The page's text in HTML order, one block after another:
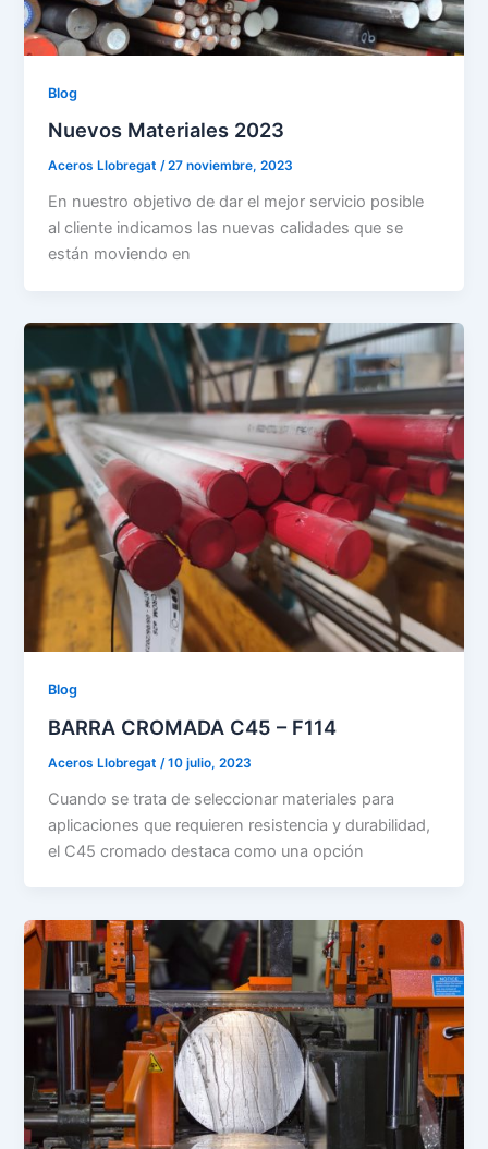
Blog
Nuevos Materiales 2023
Aceros Llobregat/27 noviembre, 2023
En nuestro objetivo de dar el mejor servicio posible
al cliente indicamos las nuevas calidades que se
están moviendo en
Blog
BARRA CROMADA C45 – F114
Aceros Llobregat /10 julio, 2023
Cuando se trata de seleccionar materiales para
aplicaciones que requieren resistencia y durabilidad,
el C45 cromado destaca como una opción